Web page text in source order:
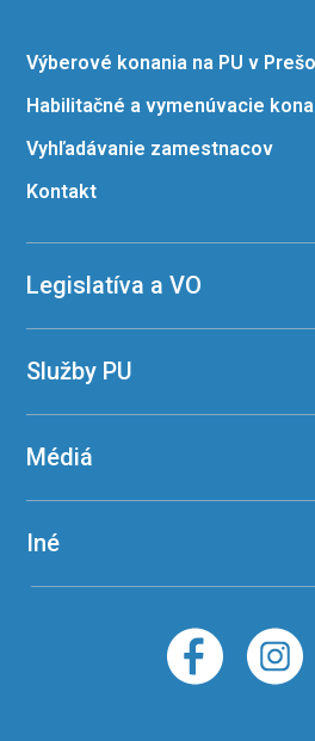
Výberové konania na PU v
Habilitačné a vymenúvacie
Vyhľadávanie zamestnacov
Kontakt
Legislatíva a VO
Služby PU
Médiá
Iné